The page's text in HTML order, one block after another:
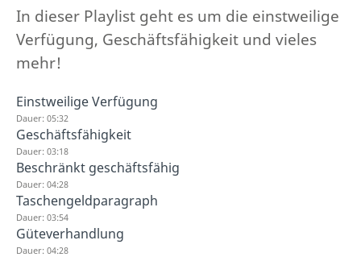
In dieser Playlist geht es um die einstweilige
Verfügung, Geschäftsfähigkeit und vieles
mehr!
Einstweilige Verfügung
Dauer: 05:32
Geschäftsfähigkeit
Dauer: 03:18
Beschränkt geschäftsfähig
Dauer: 04:28
Taschengeldparagraph
Dauer: 03:54
Güteverhandlung
Dauer: 04:28